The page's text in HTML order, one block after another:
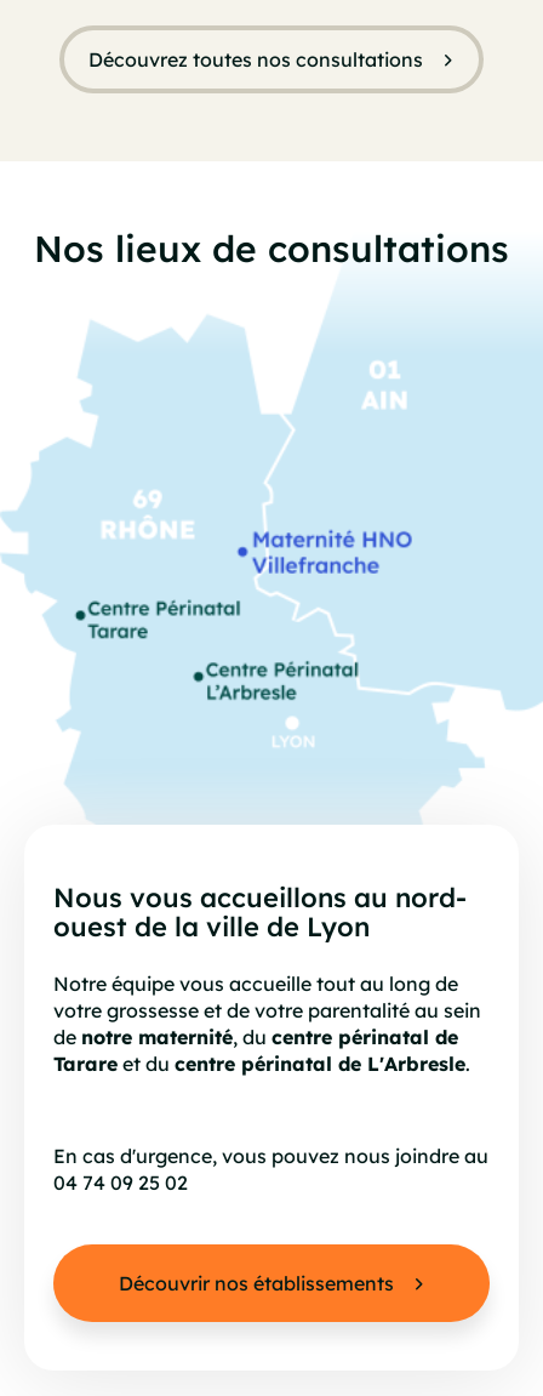
Découvrez toutes nos consultations
Nos lieux de consultations
Nous vous accueillons au nord-
ouest de la ville de Lyon
Notre équipe vous accueille tout au long de
votre grossesse et de votre parentalité au sein
de notre maternité, du centre périnatal de
Tarare et du centre périnatal de L'Arbresle.
En cas d'urgence, vous pouvez nous joindre au
04 74 09 25 02
Découvrir nos établissements